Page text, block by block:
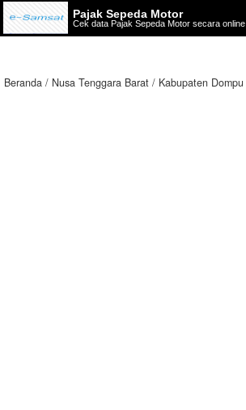
Pajak Sepeda Motor
Cek data Pajak Sepeda Motor secara online
Beranda Nusa Tenggara Barat Kabupaten Dompu